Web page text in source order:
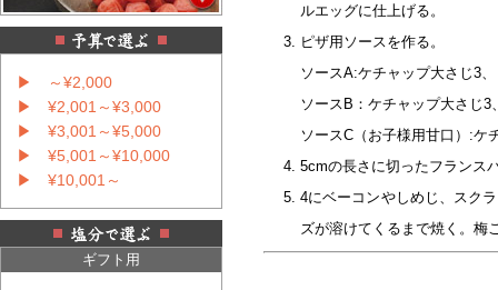
▶ ～¥2,000
▶ ¥2,001～¥3,000
▶ ¥3,001～¥5,000
▶ ¥5,001～¥10,000
▶ ¥10,001～
ギフト用
ルエッグに仕上げる。
ピザ用ソースを作る。
ソースA:ケチャップ大さじ3
ソースB：ケチャップ大さじ
ソースC（お子様用甘口）:ケ
5cmの長さに切ったフランス
4にベーコンやしめじ、スク
ズが溶けてくるまで焼く。梅